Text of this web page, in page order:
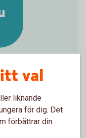
ditt nya
med samma
val
liknande
för dig. Det
förbättrar din